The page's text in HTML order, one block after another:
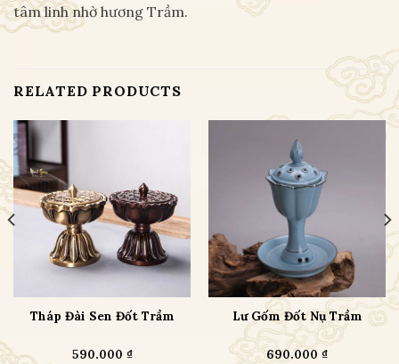
tâm linh nhờ hương Trầm.
RELATED PRODUCTS
Tháp Đài Sen Đốt Trầm
590.000 ₫
Lư Gốm Đốt Nụ Trầm
690.000 ₫